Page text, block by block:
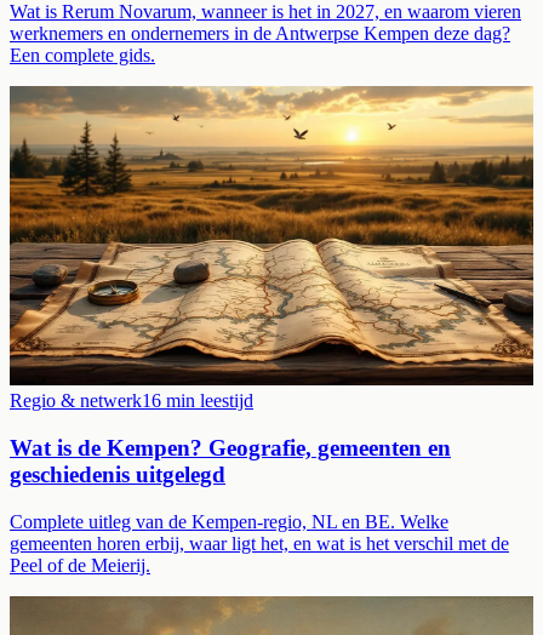
Wat is Rerum Novarum, wanneer is het in 2027, en waarom vieren
werknemers en ondernemers in de Antwerpse Kempen deze dag?
Een complete gids.
Regio & netwerk16 min leestijd
Wat is de Kempen? Geografie, gemeenten en
geschiedenis uitgelegd
Complete uitleg van de Kempen-regio, NL en BE. Welke
gemeenten horen erbij, waar ligt het, en wat is het verschil met de
Peel of de Meierij.